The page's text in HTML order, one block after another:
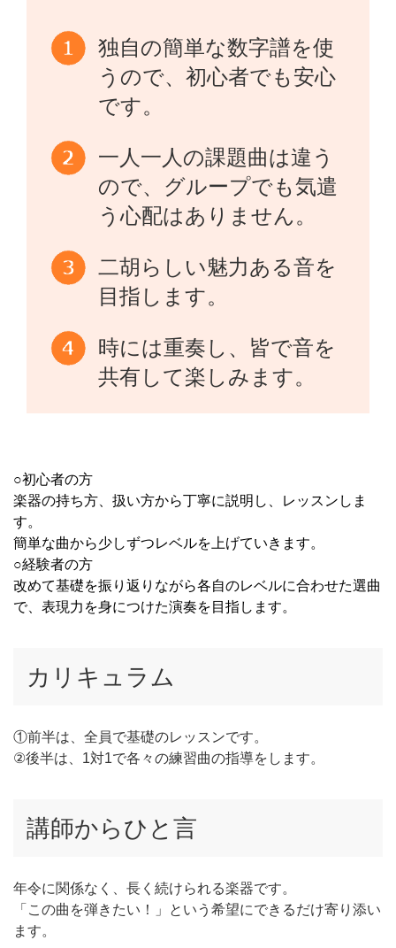
独自の簡単な数字譜を使
うので、初心者でも安心
です。
一人一人の課題曲は違う
ので、グループでも気遣
う心配はありません。
二胡らしい魅力ある音を
目指します。
時には重奏し、皆で音を
共有して楽しみます。
○初心者の方
楽器の持ち方、扱い方から丁寧に説明し、レッスンしま
す。
簡単な曲から少しずつレベルを上げていきます。
○経験者の方
改めて基礎を振り返りながら各自のレベルに合わせた選曲
で、表現力を身につけた演奏を目指します。
カリキュラム
①前半は、全員で基礎のレッスンです。
②後半は、1対1で各々の練習曲の指導をします。
講師からひと言
年令に関係なく、長く続けられる楽器です。
「この曲を弾きたい！」という希望にできるだけ寄り添い
ます。